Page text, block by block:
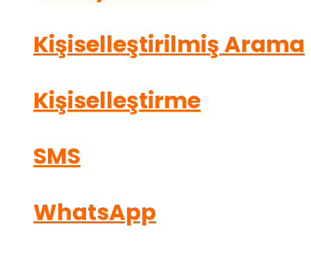
Kişiselleştirilmiş Arama
Kişiselleştirme
SMS
WhatsApp